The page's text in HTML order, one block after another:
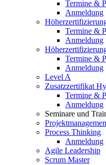
Termine &
Anmeldung
Termine &
Anmeldung
Termine &
Anmeldung
Level A
Zusatzzertifikat
Termine &
Anmeldung
Seminare und
Process Thinking
Anmeldung
Agile Leadership
Scrum Master